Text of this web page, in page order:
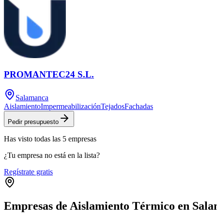
PROMANTEC24 S.L.
Salamanca
AislamientoImpermeabilizaciónTejadosFachadas
Pedir presupuesto
Has visto todas las 5 empresas
¿Tu empresa no está en la lista?
Regístrate gratis
Empresas de Aislamiento Térmico en